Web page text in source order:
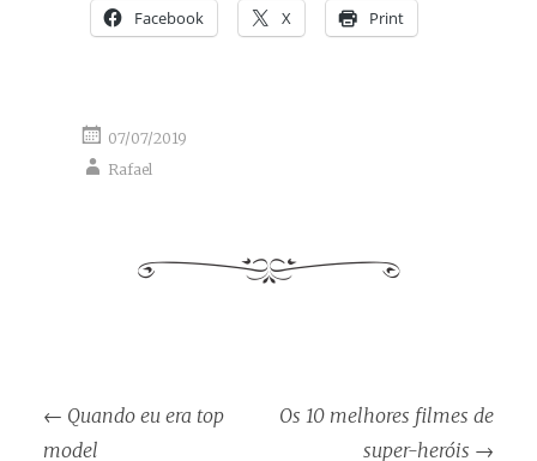
Facebook X Print
07/07/2019
Rafael
Post
← Quando eu era top
model
Os 10 melhores filmes de
super-heróis →